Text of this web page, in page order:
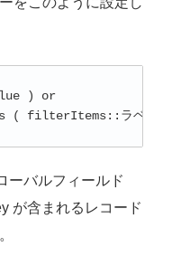
) or
( filterItems::ラベル
ーバルフィールド
が含まれるレコード